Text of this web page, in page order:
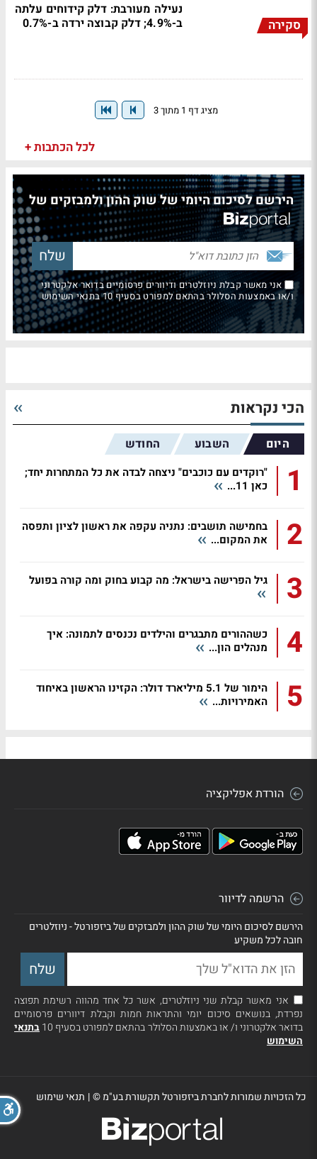
סקירה
נעילה מעורבת: דלק קידוחים עלתה
ב-4.9%; דלק קבוצה ירדה ב-0.7%
מציג דף 1 מתוך 3
לכל הכתבות +
הירשם לסיכום היומי של שוק ההון ולמבזקים של
אני מאשר קבלת ניוזלטרים ודיוורים פרסומיים בדואר אלקטרוני
ו/או באמצעות הסלולר בהתאם למפורט בסעיף 10 בתנאי השימוש
הכי נקראות
היום השבוע החודש
1
"רוקדים עם כוכבים" ניצחה לבדה את כל המתחרות יחד;
כאן 11...
2
בחמישה תושבים: נתניה עקפה את ראשון לציון ותפסה
את המקום...
3 גיל הפרישה בישראל: מה קבוע בחוק ומה קורה בפועל
4
כשההורים מתבגרים והילדים נכנסים לתמונה: איך
מנהלים הון...
5
הימור של 5.1 מיליארד דולר: הקזינו הראשון באיחוד
האמירויות...
הורדת אפליקציה
הרשמה לדיוור
הירשם לסיכום היומי של שוק ההון ולמבזקים של ביזפורטל - ניוזלטרים
חובה לכל משקיע
אני מאשר קבלת שני ניוזלטרים, אשר כל אחד מהווה רשימת תפוצה
נפרדת, בנושאים סיכום יומי והתראות חמות וקבלת דיוורים פרסומיים
בדואר אלקטרוני ו/ או באמצעות הסלולר בהתאם למפורט בסעיף 10
בתנאי
השימוש
כל הזכויות שמורות לחברת ביזפורטל תקשורת בע"מ ©| תנאי שימוש